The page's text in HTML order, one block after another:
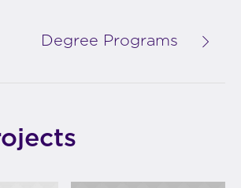
Degree Programs